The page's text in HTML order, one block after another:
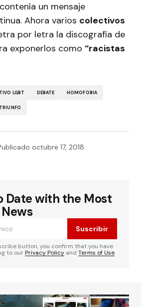
un mensaje
Ahora varios colectivos
por letra la discografía de
exponerlos como “racistas
LGBT DEBATE HOMOFOBIA
octubre 17, 2018
Date with the Most
Suscribir
button, you confirm that you have
to ourPrivacy Policy and Terms of Use